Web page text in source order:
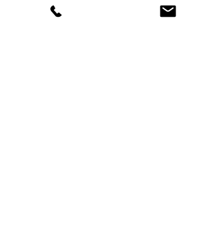
WhatsApp (bitte keine Sprachnachrichten),
SMS, oder Telefon kostenlos möglich. Bei zu